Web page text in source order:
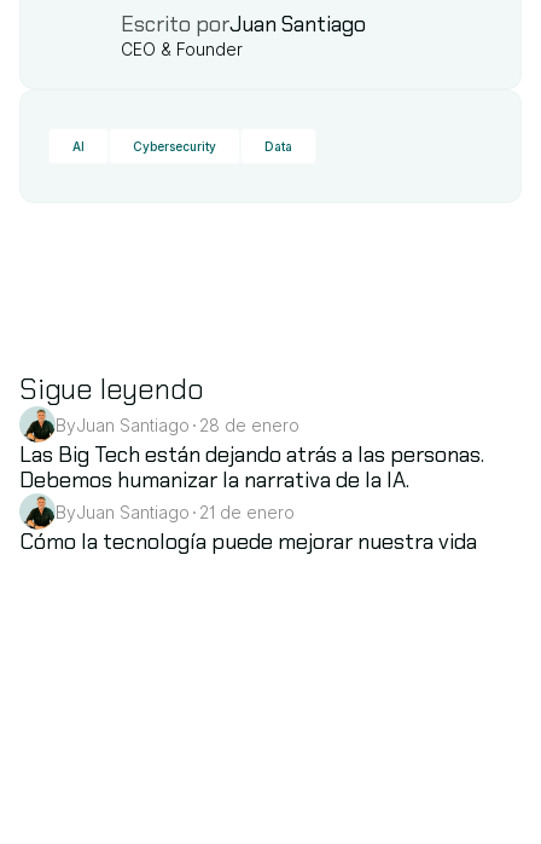
Escrito porJuan Santiago
CEO & Founder
AI Cybersecurity Data
Sigue leyendo
AI
ByJuan Santiago • 28 de enero
Las Big Tech están dejando atrás a las personas.
Debemos humanizar la narrativa de la IA.
Culture & Community
ByJuan Santiago • 21 de enero
Cómo la tecnología puede mejorar nuestra vida